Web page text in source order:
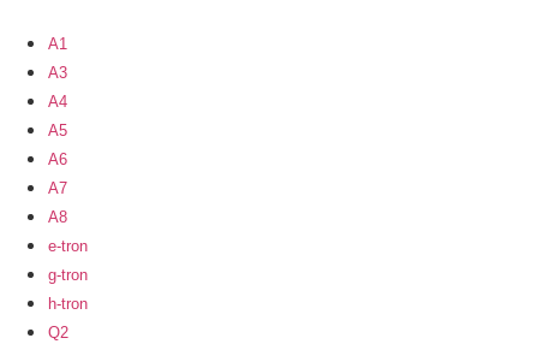
A1
A3
A4
A5
A6
A7
A8
e-tron
g-tron
h-tron
Q2